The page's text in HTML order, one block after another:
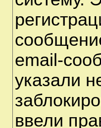
email-
указали
ввели